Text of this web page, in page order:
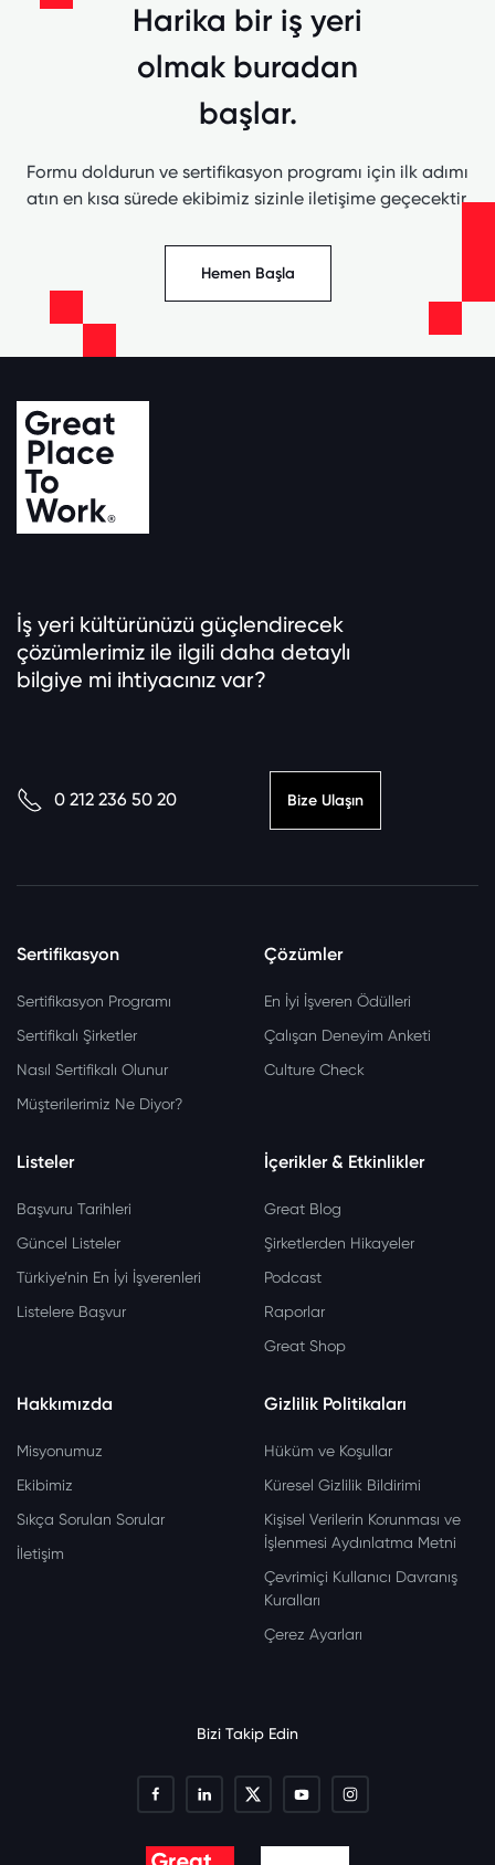
Harika bir iş yeri
olmak buradan
başlar.
Formu doldurun ve sertifikasyon programı için ilk adımı
atın en kısa sürede ekibimiz sizinle iletişime geçecektir.
Hemen Başla
İş yeri kültürünüzü güçlendirecek
çözümlerimiz ile ilgili daha detaylı
bilgiye mi ihtiyacınız var?
0 212 236 50 20 Bize Ulaşın
Sertifikasyon
Sertifikasyon Programı
Sertifikalı Şirketler
Nasıl Sertifikalı Olunur
Müşterilerimiz Ne Diyor?
Çözümler
En İyi İşveren Ödülleri
Çalışan Deneyim Anketi
Culture Check
Listeler
Başvuru Tarihleri
Güncel Listeler
Türkiye’nin En İyi İşverenleri
Listelere Başvur
İçerikler & Etkinlikler
Great Blog
Şirketlerden Hikayeler
Podcast
Raporlar
Great Shop
Hakkımızda
Misyonumuz
Ekibimiz
Sıkça Sorulan Sorular
İletişim
Gizlilik Politikaları
Hüküm ve Koşullar
Küresel Gizlilik Bildirimi
Kişisel Verilerin Korunması ve
İşlenmesi Aydınlatma Metni
Çevrimiçi Kullanıcı Davranış
Kuralları
Çerez Ayarları
Bizi Takip Edin